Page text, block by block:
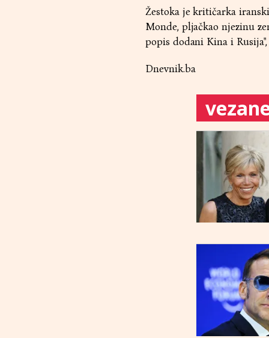
Žestoka je kritičarka
Monde, pljačkao njezinu
popis dodani Kina i
Dnevnik.ba